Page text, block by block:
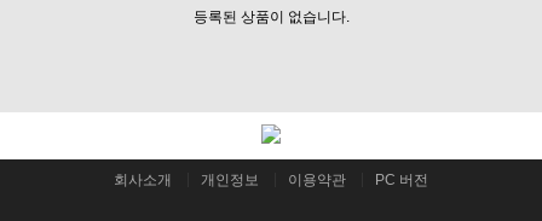
등록된 상품이 없습니다.
회사소개 개인정보 이용약관 PC 버전